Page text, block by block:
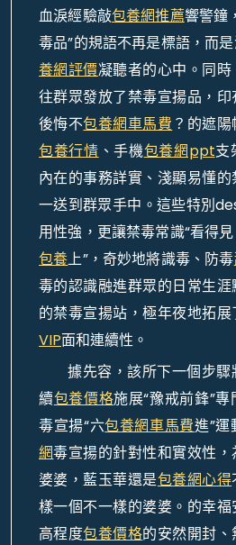
血淚經驗敲包養網推薦響警鐘
毒品”的規語不再是標語，而
養網評價凝聽者的心中。同
往群眾發放了禁毒宣揚品，
後悔不包養網車馬費 ？的遮
包養行情 、手機包養網ppt支
內在的事務詳實 、淺顯易懂
一送到群眾手中。這些特別
用性強，更讓禁毒常識“看得
包養上”，奇妙地將識毒、防毒
毒的認識融進群眾的日常生
的禁毒宣揚站，極年夜地拓
VIP面和連續性。
據先容，該所下一個步驟
續包養價格施展“豫戒前鋒”
毒宣揚“六包養網車馬費進”
網毒宣揚的針對性和實效性
婆婆，藍玉華還是包養網心得
樣一個不一樣的婆婆。的幸福
高程度包養價格的安然開封、